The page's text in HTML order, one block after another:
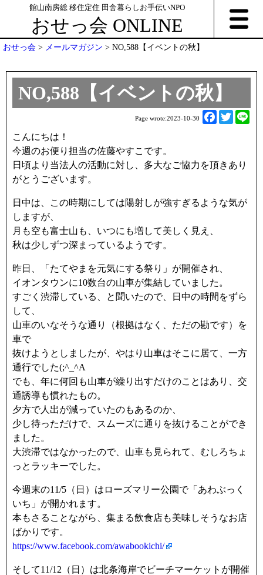
館山南房総 移住定住 田舎暮らしお手伝いNPO
おせっ会 ONLINE
おせっ会 > メールマガジン > NO,588【イベントの秋】
NO,588【イベントの秋】
Page wrote:2023-10-30
F
e
o
T
t
r
こんにちは！
今週のお便り担当の佐藤やすこです。
日頃より当法人の活動に対し、多大なご協力を頂きあり
がとうございます。
日中は、この時期にしては陽射しが強すぎるような気が
しますが、
月も空も富士山も、いつにも増して美しく見え、
秋は少しずつ深まっているようです。
昨日、「たてやまを元気にする祭り」が開催され、
イオンタウンに10数台の山車が集結していました。
すごく渋滞している、と聞いたので、日中の時間をずら
して、
山車のいなそうな通り（根拠はなく、ただの勘です）を
車で
抜けようとしましたが、やはり山車はそこに居て、一方
通行でした(;^_^A
でも、年に何回も山車が繰り出すだけのことはあり、交
通誘導も慣れたもの。
夕方で人出が減っていたのもあるのか、
少し待っただけで、スムーズに通りを抜けることができ
ました。
大渋滞ではなかったので、山車も見られて、むしろちょ
っとラッキーでした。
今週末の11/5（日）はローズマリー公園で「あわぶっく
いち」が開かれます。
本もさることながら、集まる飲食店も美味しそうなお店
ばかりです。
https://www.facebook.com/awabookichi/
そして11/12（日）は北条海岸でビーチマーケットが開催